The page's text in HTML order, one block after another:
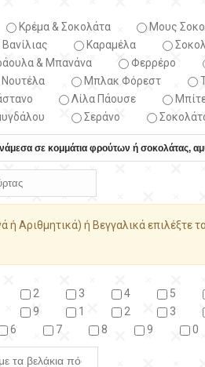
Κρέμα & Σοκολάτα
Μους
Καραμέλα
& Μπανάνα
Φερρέρο
Νουτέλα
Μπλακ Φόρεστ
Λίλα Πάουσε
Σεράνο
ή Αριθμητικά) ή Βεγγαλικά επιλέξτε
2 3 4 5
9 1 2 3
6
7 8 9 0